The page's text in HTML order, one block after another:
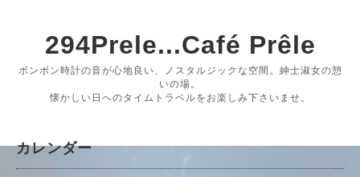
294Prele...Café Prêle
ボンボン時計の音が心地良い、ノスタルジックな空間。紳士淑女の憩
いの場。
懐かしい日へのタイムトラベルをお楽しみ下さいませ。
カレンダー